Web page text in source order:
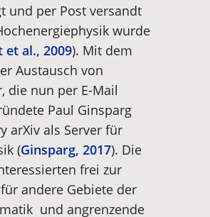
und per Post versandt
wurde
et al., 2009). Mit dem
Austausch von
die nun per E-Mail
Paul Ginsparg
arXiv als Server für
(Ginsparg, 2017). Die
frei zur
andere Gebiete der
und angrenzende